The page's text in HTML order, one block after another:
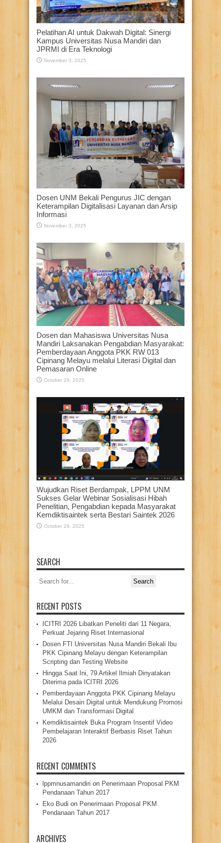
Pelatihan AI untuk Dakwah Digital: Sinergi
Kampus Universitas Nusa Mandiri dan
JPRMI di Era Teknologi
November 3, 2025
Dosen UNM Bekali Pengurus JIC dengan
Keterampilan Digitalisasi Layanan dan Arsip
Informasi
November 3, 2025
Dosen dan Mahasiswa Universitas Nusa
Mandiri Laksanakan Pengabdian Masyarakat:
Pemberdayaan Anggota PKK RW 013
Cipinang Melayu melalui Literasi Digital dan
Pemasaran Online
October 29, 2025
Wujudkan Riset Berdampak, LPPM UNM
Sukses Gelar Webinar Sosialisasi Hibah
Penelitian, Pengabdian kepada Masyarakat
Kemdiktisaintek serta Bestari Saintek 2026
October 29, 2025
SEARCH
Search
for:
RECENT POSTS
ICITRI 2026 Libatkan Peneliti dari 11 Negara,
Perkuat Jejaring Riset Internasional
Dosen FTI Universitas Nusa Mandiri Bekali Ibu
PKK Cipinang Melayu dengan Keterampilan
Scripting dan Testing Website
Hingga Saat Ini, 79 Artikel Ilmiah Dinyatakan
Diterima pada ICITRI 2026
Pemberdayaan Anggota PKK Cipinang Melayu
Melalui Desain Digital untuk Mendukung Promosi
UMKM dan Transformasi Digital
Kemdiktisaintek Buka Program Insentif Video
Pembelajaran Interaktif Berbasis Riset Tahun
2026
RECENT COMMENTS
lppmnusamandiri on Penerimaan Proposal PKM
Pendanaan Tahun 2017
Eko Budi on Penerimaan Proposal PKM
Pendanaan Tahun 2017
ARCHIVES